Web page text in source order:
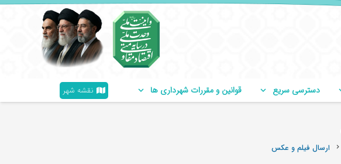
دسترسی سریع قوانین و مقررات شهرداری ها نقشه شهر
chevron_right ارسال فیلم و عکس